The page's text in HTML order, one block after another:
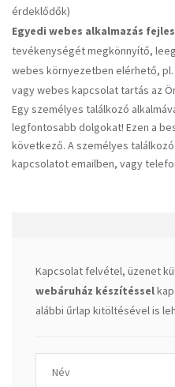
érdeklődők)
Egyedi webes alkalmazás
tevékenységét megkönnyítő,
webes környezetben elérhető,
vagy webes kapcsolat tartás az
Egy személyes találkozó
legfontosabb dolgokat! Ezen a
következő. A személyes
kapcsolatot emailben, vagy
Kapcsolat felvétel, üzenet
webáruház készítéssel
alábbi űrlap kitöltésével is